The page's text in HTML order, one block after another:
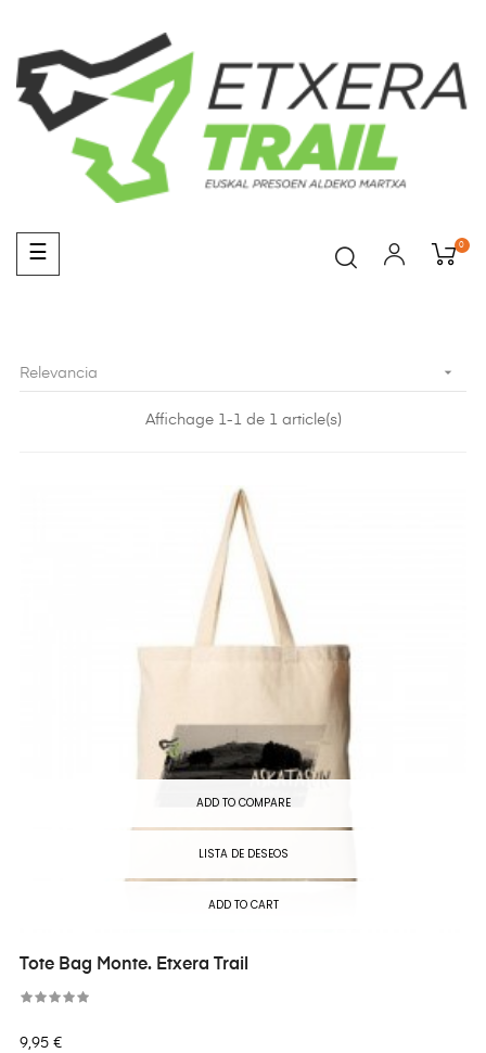
Navegación
de
☰ 0
Relevancia 
Affichage 1-1 de 1 article(s)
ADD TO COMPARE
LISTA DE DESEOS
ADD TO CART
Tote Bag Monte. Etxera Trail
Precio
9,95 €